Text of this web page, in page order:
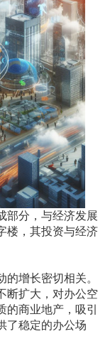
部分，与经济发展
楼，其投资与经济
增长密切相关。
断扩大，对办公空
商业地产，吸引
了稳定的办公场